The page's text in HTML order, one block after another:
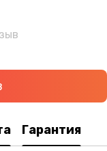
Гарантия